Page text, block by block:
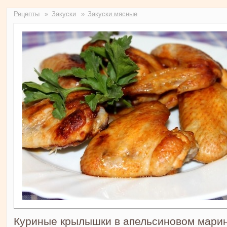
Рецепты Закуски Закуски мясные
Куриные крылышки в апельсиновом